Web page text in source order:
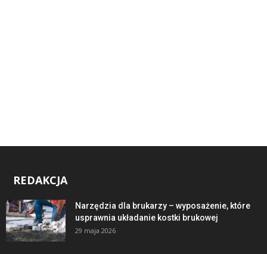
REDAKCJA
Narzędzia dla brukarzy – wyposażenie, które
usprawnia układanie kostki brukowej
29 maja 2026